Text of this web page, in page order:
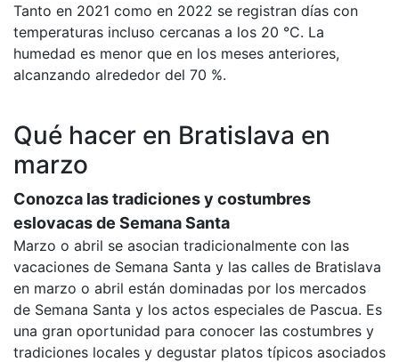
Tanto en 2021 como en 2022 se registran días con
temperaturas incluso cercanas a los 20 °C. La
humedad es menor que en los meses anteriores,
alcanzando alrededor del 70 %.
Qué hacer en Bratislava en
marzo
Conozca las tradiciones y costumbres
eslovacas de Semana Santa
Marzo o abril se asocian tradicionalmente con las
vacaciones de Semana Santa y las calles de Bratislava
en marzo o abril están dominadas por los mercados
de Semana Santa y los actos especiales de Pascua. Es
una gran oportunidad para conocer las costumbres y
tradiciones locales y degustar platos típicos asociados